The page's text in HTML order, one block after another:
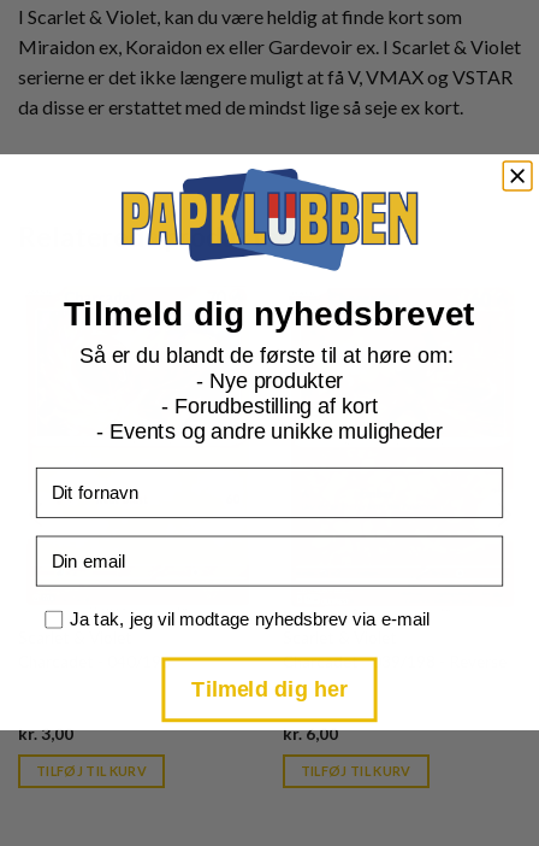
I Scarlet & Violet, kan du være heldig at finde kort som
Miraidon ex, Koraidon ex eller Gardevoir ex. I Scarlet & Violet
serierne er det ikke længere muligt at få V, VMAX og VSTAR
da disse er erstattet med de mindst lige så seje ex kort.
Relaterede produkter
Charcadet - 040/198
kr.3,00Current
is:
kr. 39,95.
TILFØJ TIL KURV
Charcadet - 039/198 - Reverse
kr.6,00Current
is:
kr. 39,95.
TILFØJ TIL KURV
Tilmeld dig nyhedsbrevet
Så er du blandt de første til at høre om:
- Nye produkter
- Forudbestilling af kort
- Events og andre unikke muligheder
Samtykke
Ja tak, jeg vil modtage nyhedsbrev via e-mail
Tilmeld dig her